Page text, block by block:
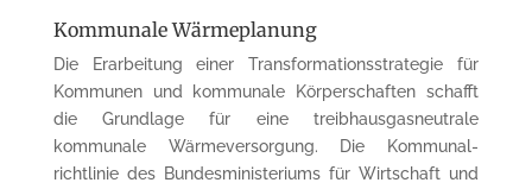
Kommunale Wärmeplanung
Die Erarbeitung einer Transformationsstrategie für
Kommunen und kommunale Körper­schaf­ten schafft
die Grundlage für eine treibhausgasneu­trale
kommunale Wärmeversorgung. Die Kom­mu­nal­
richtlinie des Bundesministeriums für Wirt­schaft und